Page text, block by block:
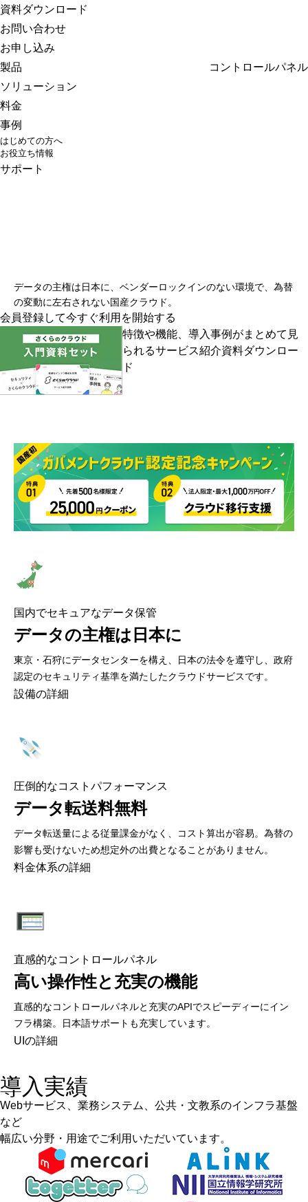
さくらのクラウド
資料ダウンロード
お問い合わせ
お申し込み
製品
ソリューション
料金
事例
はじめての方へ
お役立ち情報
サポート
コントロールパネル
データの主権は日本に、ベンダーロックインのない環境で、 為替
の変動に左右されない国産クラウド。
会員登録して今すぐ利用を開始する
特徴や機能、導入事例がまとめて見
られるサービス紹介資料ダウンロー
ド
国内でセキュアなデータ保管
データの主権は日本に
東京・石狩にデータセンターを構え、日本の法令を遵守し、政府
認定のセキュリティ基準を満たしたクラウドサービスです。
設備の詳細
圧倒的なコストパフォーマンス
データ転送料無料
データ転送量による従量課金がなく、コスト算出が容易。為替の
影響も受けないため想定外の出費となることがありません。
料金体系の詳細
直感的なコントロールパネル
高い操作性と充実の機能
直感的なコントロールパネルと充実のAPIでスピーディーにイン
フラ構築。日本語サポートも充実しています。
UIの詳細
導入実績
Webサービス、業務システム、公共・文教系のインフラ基盤
など
幅広い分野・用途でご利用いただいています。